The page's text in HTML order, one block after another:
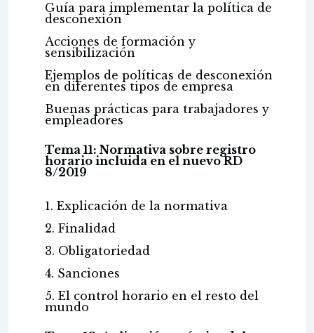
Guía para implementar la política de
desconexión
Acciones de formación y
sensibilización
Ejemplos de políticas de desconexión
en diferentes tipos de empresa
Buenas prácticas para trabajadores y
empleadores
Tema 11: Normativa sobre registro
horario incluida en el nuevo RD
8/2019
1. Explicación de la normativa
2. Finalidad
3. Obligatoriedad
4. Sanciones
5. El control horario en el resto del
mundo